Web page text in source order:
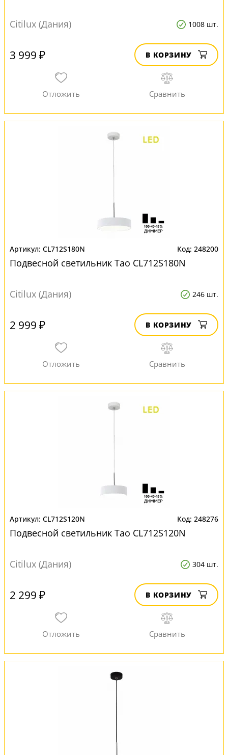
Citilux (Дания) 1008 шт.
3 999 ₽ В КОРЗИНУ
CL712S180N 248200
Подвесной светильник Тао CL712S180N
Citilux (Дания) 246 шт.
2 999 ₽ В КОРЗИНУ
CL712S120N 248276
Подвесной светильник Тао CL712S120N
Citilux (Дания) 304 шт.
2 299 ₽ В КОРЗИНУ